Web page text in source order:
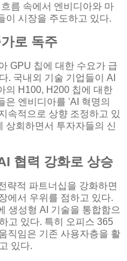
름 속에서 엔비디아와 마
이 시장을 주도하고 있다.
로 독주
GPU 칩에 대한 수요가 급
. 국내외 기술 기업들이 AI
의 H100, H200 칩에 대한
은 엔비디아를 'AI 혁명의
속적으로 상향 조정하고 있
상회하면서 투자자들의 신
협력 강화로 상승
략적 파트너십을 강화하면
에서 우위를 점하고 있다.
생성형 AI 기술을 통합함으
고 있다. 특히 오피스 365
직임은 기존 사용자층을 활
있다.